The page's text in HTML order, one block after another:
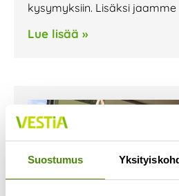
Suostumus
kysymyksiin. Lisäksi jaamme
Lue lisää »